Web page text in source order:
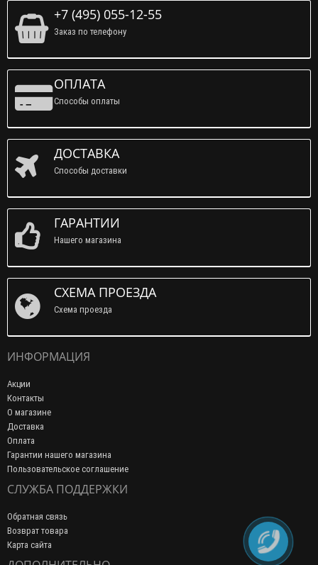
+7 (495) 055-12-55
Заказ по телефону
ОПЛАТА
Способы оплаты
ДОСТАВКА
Способы доставки
ГАРАНТИИ
Нашего магазина
СХЕМА ПРОЕЗДА
Схема проезда
ИНФОРМАЦИЯ
Акции
Контакты
О магазине
Доставка
Оплата
Гарантии нашего магазина
Пользовательское соглашение
СЛУЖБА ПОДДЕРЖКИ
Обратная связь
Возврат товара
Карта сайта